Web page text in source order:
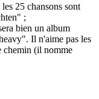
25 chansons sont
;
bien un album
Il n'aime pas les
chemin (il nomme